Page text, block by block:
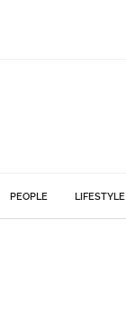
PEOPLE LIFESTYLE